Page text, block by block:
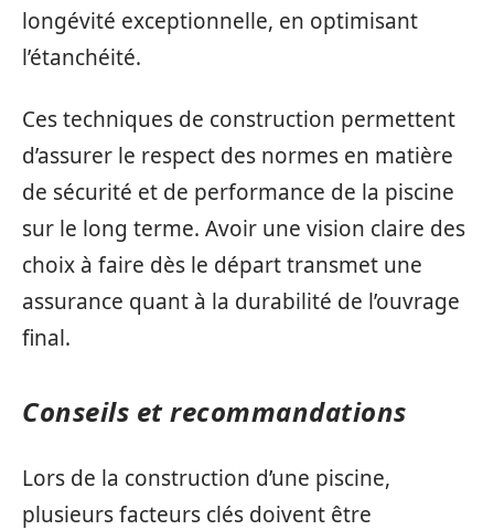
longévité exceptionnelle, en optimisant
l’étanchéité.
Ces techniques de construction permettent
d’assurer le respect des normes en matière
de sécurité et de performance de la piscine
sur le long terme. Avoir une vision claire des
choix à faire dès le départ transmet une
assurance quant à la durabilité de l’ouvrage
final.
Conseils et recommandations
Lors de la construction d’une piscine,
plusieurs facteurs clés doivent être